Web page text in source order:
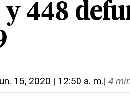
y 448
15, 2020 | 12:50 a. m.| 4